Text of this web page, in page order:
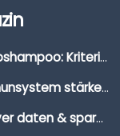
Autoshampoo: Kriterien, Unterschiede & Anwendung
Immunsystem stärken: Hausmittel, Vitamine & Wissenswertes
Clever daten & sparen: So findest du die besten Deals für Dates und Unternehmungen